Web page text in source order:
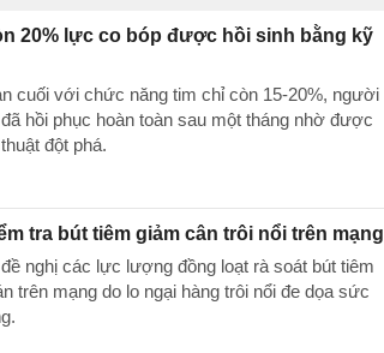
20% lực co bóp được hồi sinh bằng kỹ
cuối với chức năng tim chỉ còn 15-20%, người
hồi phục hoàn toàn sau một tháng nhờ được
đột phá.
tra bút tiêm giảm cân trôi nổi trên mạng
nghị các lực lượng đồng loạt rà soát bút tiêm
trên mạng do lo ngại hàng trôi nổi đe dọa sức